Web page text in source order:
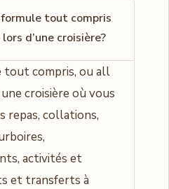
tout compris
d’une croisière?
tout compris, ou all
croisière où vous
repas, collations,
activités et
et transferts à